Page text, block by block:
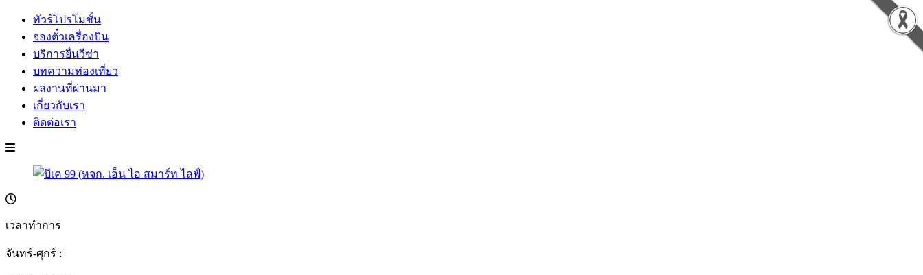
ทัวร์โปรโมชั่น
จองตั๋วเครื่องบิน
บริการยื่นวีซ่า
บทความท่องเที่ยว
ผลงานที่ผ่านมา
เกี่ยวกับเรา
ติดต่อเรา
เวลาทำการ
จันทร์-ศุกร์ :